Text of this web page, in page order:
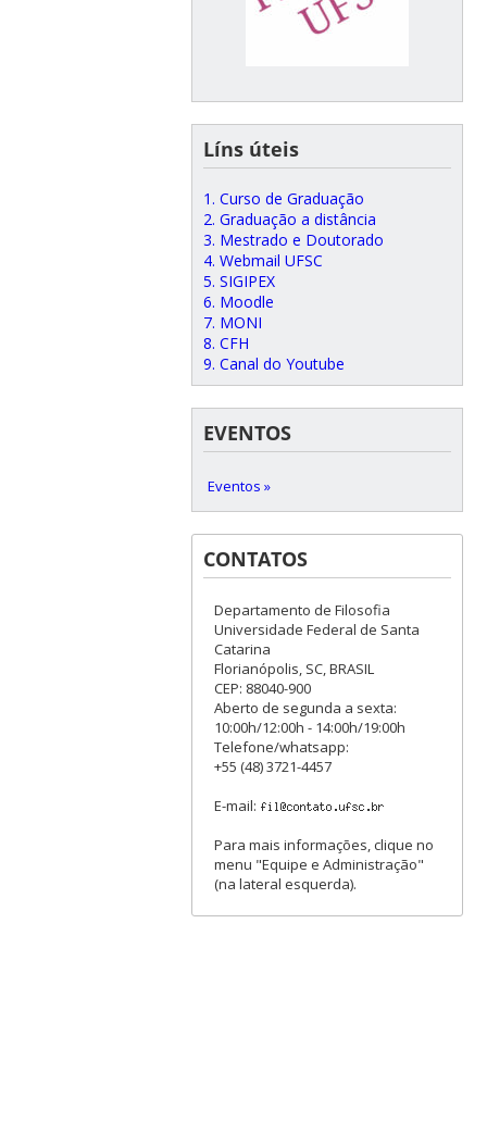
Líns úteis
1. Curso de Graduação
2. Graduação a distância
3. Mestrado e Doutorado
4. Webmail UFSC
5. SIGIPEX
6. Moodle
7. MONI
8. CFH
9. Canal do Youtube
EVENTOS
Eventos »
CONTATOS
Departamento de Filosofia
Universidade Federal de Santa
Catarina
Florianópolis, SC, BRASIL
CEP: 88040-900
Aberto de segunda a sexta:
10:00h/12:00h - 14:00h/19:00h
Telefone/whatsapp:
+55 (48) 3721-4457
E-mail:
Para mais informações, clique no
menu "Equipe e Administração"
(na lateral esquerda).